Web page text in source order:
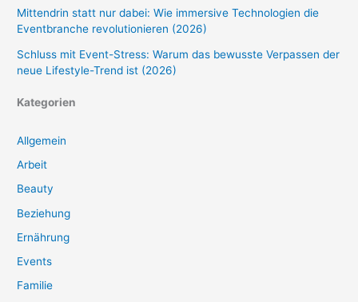
Mittendrin statt nur dabei: Wie immersive Technologien die
Eventbranche revolutionieren (2026)
Schluss mit Event-Stress: Warum das bewusste Verpassen der
neue Lifestyle-Trend ist (2026)
Kategorien
Allgemein
Arbeit
Beauty
Beziehung
Ernährung
Events
Familie